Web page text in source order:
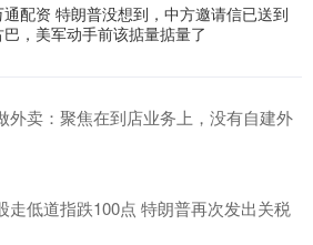
通配资 特朗普没想到，中方邀请信已送到
巴，美军动手前该掂量掂量了
外卖：聚焦在到店业务上，没有自建外
走低道指跌100点 特朗普再次发出关税